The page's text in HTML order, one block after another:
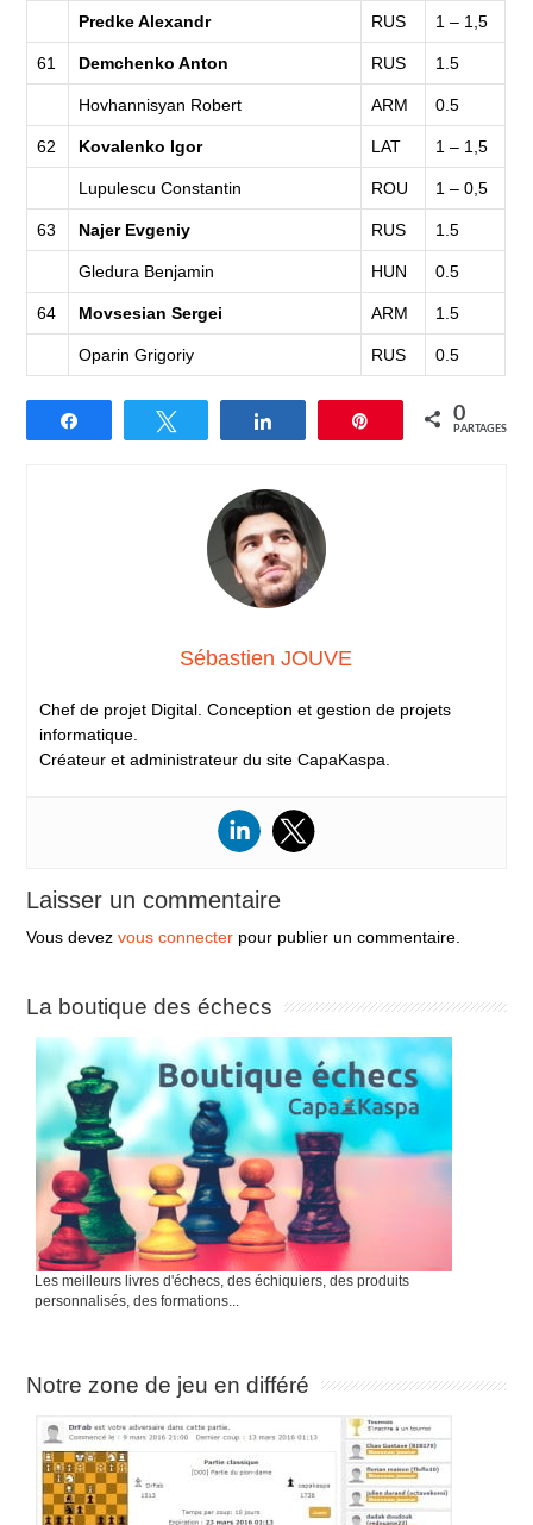
Predke Alexandr RUS 1 – 1,5
61 Demchenko Anton RUS 1.5
Hovhannisyan Robert ARM 0.5
62 Kovalenko Igor LAT 1 – 1,5
Lupulescu Constantin ROU 1 – 0,5
63 Najer Evgeniy RUS 1.5
Gledura Benjamin HUN 0.5
64 Movsesian Sergei ARM 1.5
Oparin Grigoriy RUS 0.5
Épingle 0
PARTAGES
Sébastien JOUVE
Chef de projet Digital. Conception et gestion de projets
informatique.
Créateur et administrateur du site CapaKaspa.
Laisser un commentaire
Vous devezvous connecter pour publier un commentaire.
La boutique des échecs
Les meilleurs livres d'échecs, des échiquiers, des produits
personnalisés, des formations...
Notre zone de jeu en différé